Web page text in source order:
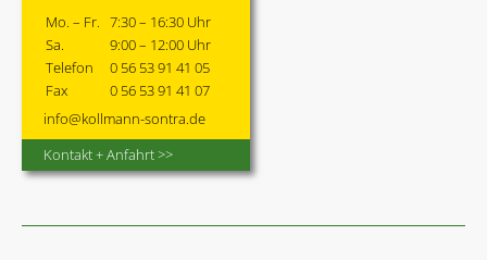
Mo. – Fr. 7:30 – 16:30 Uhr
Sa.
9:00 – 12:00 Uhr
Telefon
0 56 53 91 41 05
Fax
0 56 53 91 41 07
info@kollmann-sontra.de
Kontakt + Anfahrt >>